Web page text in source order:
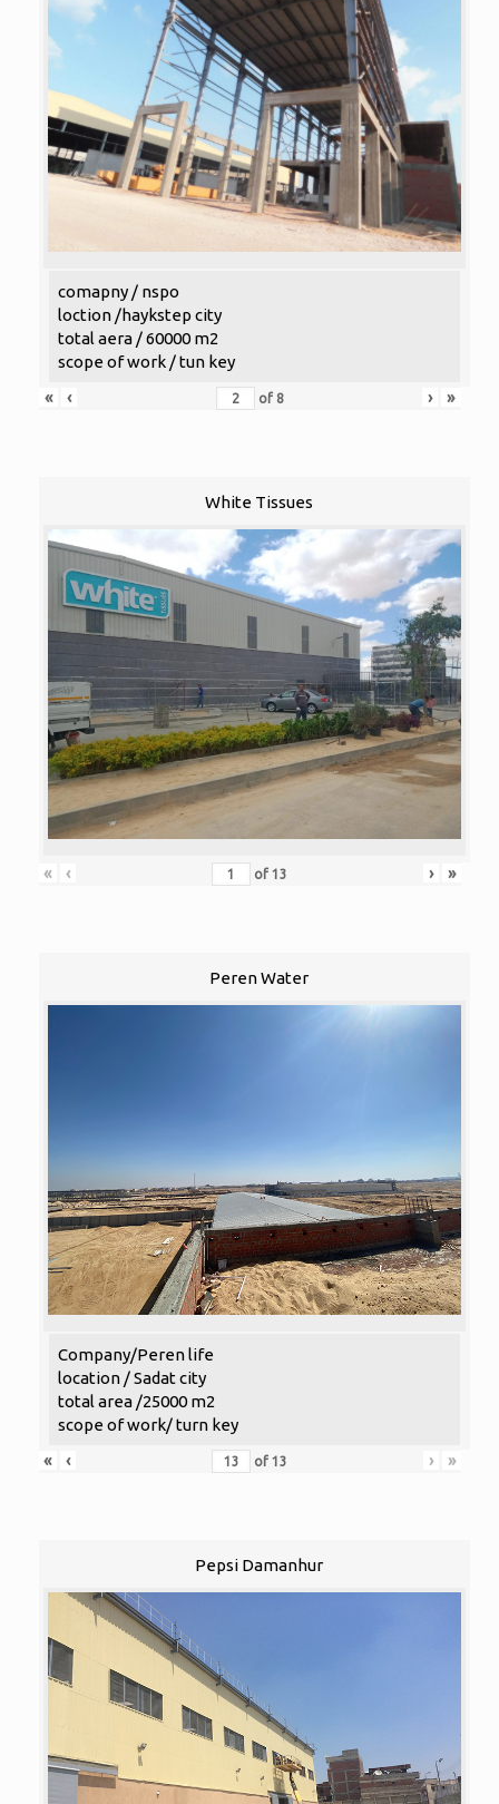
comapny / nspo
loction /haykstep city
total aera / 60000 m2
scope of work / tun key
«
‹ of 8 › »
White Tissues
« ‹ of 13 › »
Peren Water
Company/Peren life
location / Sadat city
total area /25000 m2
scope of work/ turn key
«
‹ of 13 › »
Pepsi Damanhur